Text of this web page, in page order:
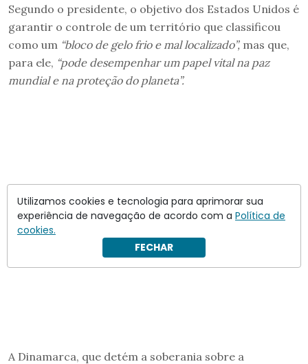
Segundo o presidente, o objetivo dos Estados Unidos é
garantir o controle de um território que classificou
como um “bloco de gelo frio e mal localizado”, mas que,
para ele, “pode desempenhar um papel vital na paz
mundial e na proteção do planeta”.
A Dinamarca, que detém a soberania sobre a
Utilizamos cookies e tecnologia para aprimorar sua
experiência de navegação de acordo com a Política de
cookies.
FECHAR